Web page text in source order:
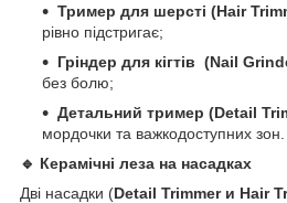
Тример для шерсті (Hair
рівно підстригає;
Гріндер для кігтів (Nail
без болю;
Детальний тример (Detail
мордочки та важкодоступних зон.
🔹 Керамічні леза на насадках
Дві насадки (Detail Trimmer и Hair